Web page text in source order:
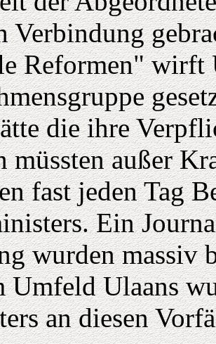
Verbindung
Reformen" wirft
die ihre
müssten außer
fast jeden Tag
Ein
wurden massiv
Umfeld Ulaans
an diesen